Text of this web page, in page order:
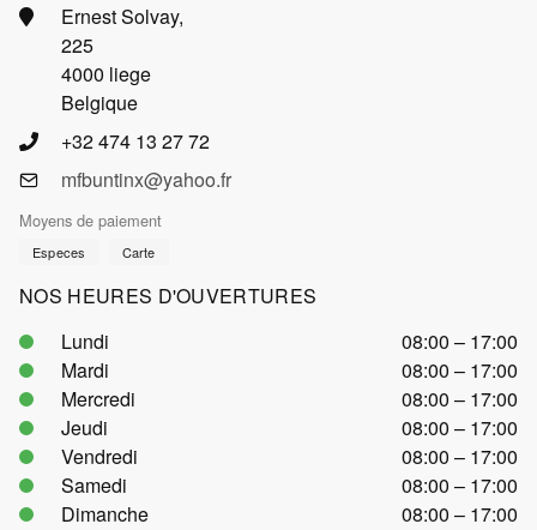
Ernest Solvay,
225
4000 liege
Belgique
+32 474 13 27 72
mfbuntinx@yahoo.fr
Moyens de paiement
Especes Carte
NOS HEURES D'OUVERTURES
Lundi
08:00 – 17:00
Mardi
08:00 – 17:00
Mercredi
08:00 – 17:00
Jeudi
08:00 – 17:00
Vendredi
08:00 – 17:00
Samedi
08:00 – 17:00
Dimanche
08:00 – 17:00